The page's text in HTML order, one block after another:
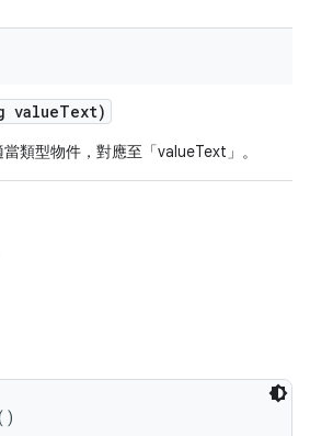
valueText)
類型物件，對應至「valueText」。